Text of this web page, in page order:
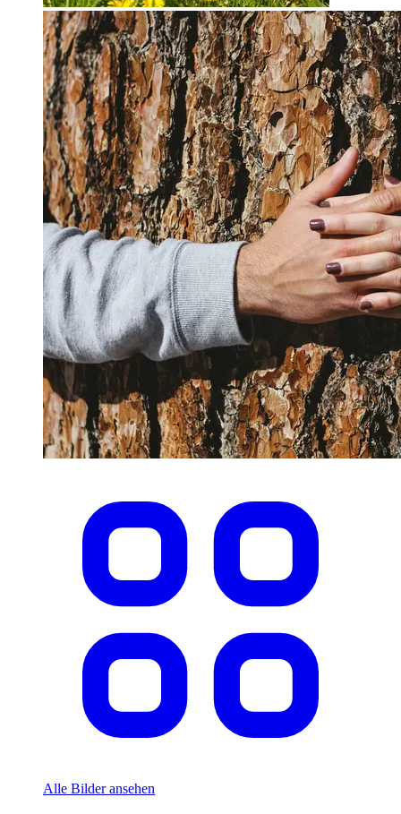
Alle Bilder ansehen